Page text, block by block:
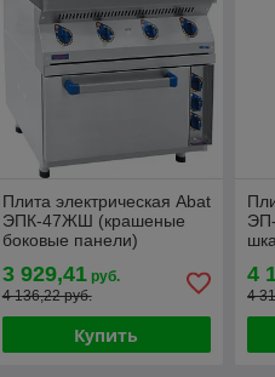
Плита электрическая Abat
ЭПК-47ЖШ (крашеные
боковые панели)
3 929,41руб.
4 136,22 руб.
Купить
4
4